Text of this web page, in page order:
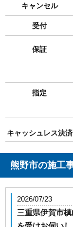
キャンセル
受付
保証
指定
キャッシュレス決済
熊野市の施工
2026/07/23
三重県伊賀市